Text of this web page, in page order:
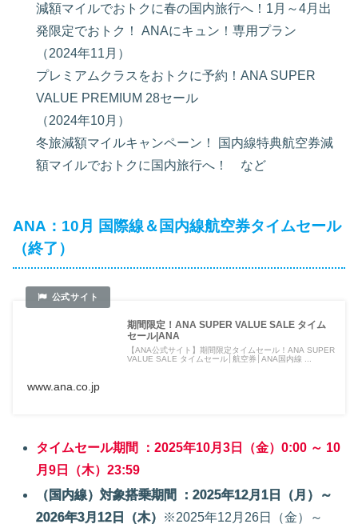
減額マイルでおトクに春の国内旅行へ！1月～4月出
発限定でおトク！ ANAにキュン！専用プラン
（2024年11月）
プレミアムクラスをおトクに予約！ANA SUPER
VALUE PREMIUM 28セール
（2024年10月）
冬旅減額マイルキャンペーン！ 国内線特典航空券減
額マイルでおトクに国内旅行へ！ など
ANA：10月 国際線＆国内線航空券タイムセール
（終了）
期間限定！ANA SUPER VALUE SALE タイム
セール|ANA
【ANA公式サイト】期間限定タイムセール！ANA SUPER
VALUE SALE タイムセール│航空券│ANA国内線 ...
www.ana.co.jp
タイムセール期間 ：2025年10月3日（金）0:00 ～ 10
月9日（木）23:59
（国内線）対象搭乗期間 ：2025年12月1日（月）～
2026年3月12日（木）
※2025年12月26日（金）～